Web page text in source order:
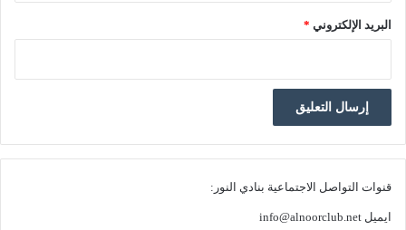
البريد الإلكتروني *
قنوات التواصل الاجتماعية بنادي النور:
ايميل info@alnoorclub.net